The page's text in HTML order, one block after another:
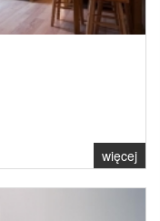
więcej